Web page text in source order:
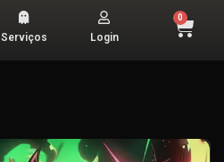
Serviços Login
0